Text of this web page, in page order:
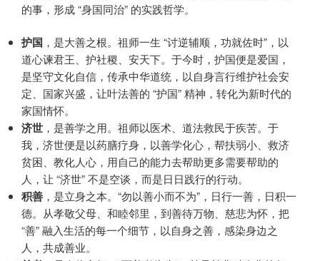
的事，形成 “身国同治” 的实践哲学。
护国 ，是大善之根。祖师一生 “讨逆辅顺，功就佐时”，以
道心谏君王、护社稷、安天下。于今时，护国便是爱国，
是坚守文化自信，传承中华道统，以自身言行维护社会安
定、国家兴盛，让叶法善的 “护国” 精神，转化为新时代的
家国情怀。
济世 ，是善学之用。祖师以医术、道法救民于疾苦。于
我，济世便是以药膳疗身，以善学化心，帮扶弱小、救济
贫困、教化人心，用自己的能力去帮助更多需要帮助的
人，让 “济世” 不是空谈，而是日日践行的行动。
积善 ，是立身之本。“勿以善小而不为”，日行一善，日积一
德。从孝敬父母、和睦邻里，到善待万物、慈悲为怀，把
“善” 融入生活的每一个细节，以自身之善，感染身边之
人，共成善业。